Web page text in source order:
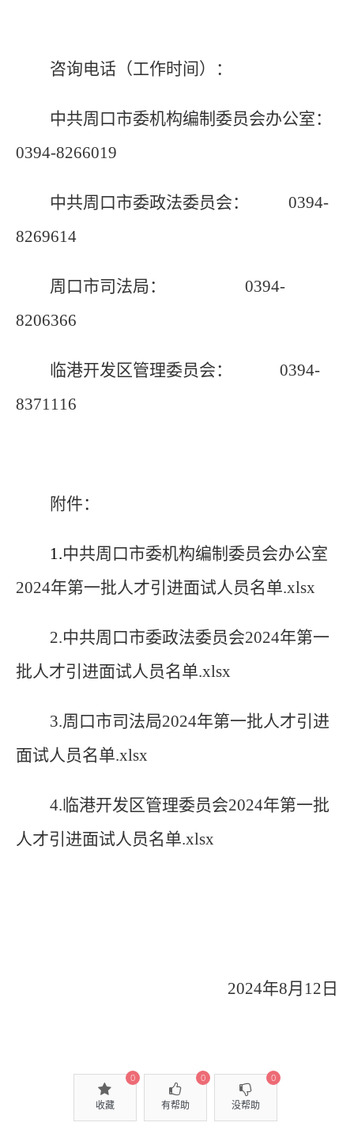
咨询电话（工作时间）：
中共周口市委机构编制委员会办公室：
0394-8266019
中共周口市委政法委员会： 0394-
8269614
周口市司法局： 0394-
8206366
临港开发区管理委员会： 0394-
8371116
附件：
1.中共周口市委机构编制委员会办公室
2024年第一批人才引进面试人员名单.xlsx
2.中共周口市委政法委员会2024年第一
批人才引进面试人员名单.xlsx
3.周口市司法局2024年第一批人才引进
面试人员名单.xlsx
4.临港开发区管理委员会2024年第一批
人才引进面试人员名单.xlsx
2024年8月12日
收藏
0
有帮助
0
没帮助
0